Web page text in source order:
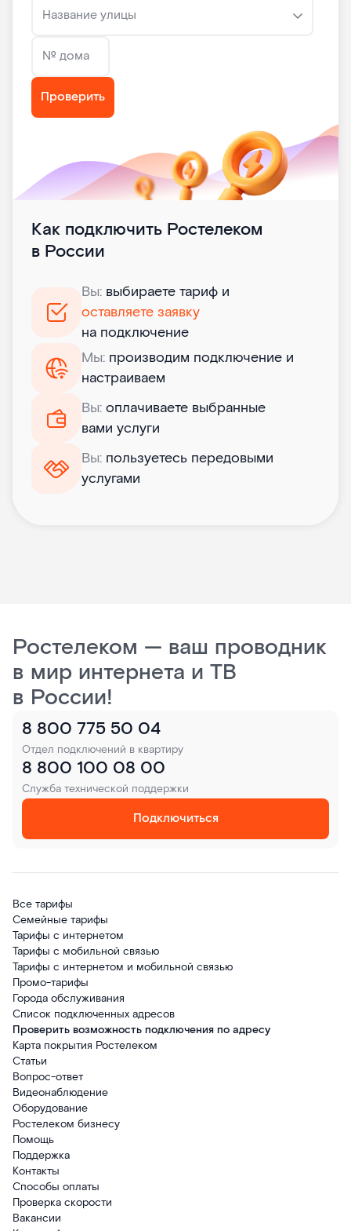
Название улицы
№ дома
Проверить
Как подключить Ростелеком
в России
Вы: выбираете тариф и
оставляете заявку
на подключение
Мы: производим подключение и
настраиваем
Вы: оплачиваете выбранные
вами услуги
Вы: пользуетесь передовыми
услугами
Ростелеком — ваш проводник
в мир интернета и ТВ
в России!
8 800 775 50 04
Отдел подключений в квартиру
8 800 100 08 00
Служба технической поддержки
Подключиться
Все тарифы
Семейные тарифы
Тарифы с интернетом
Тарифы с мобильной связью
Тарифы с интернетом и мобильной связью
Промо-тарифы
Города обслуживания
Список подключенных адресов
Проверить возможность подключения по адресу
Карта покрытия Ростелеком
Статьи
Вопрос-ответ
Видеонаблюдение
Оборудование
Ростелеком бизнесу
Помощь
Поддержка
Контакты
Способы оплаты
Проверка скорости
Вакансии